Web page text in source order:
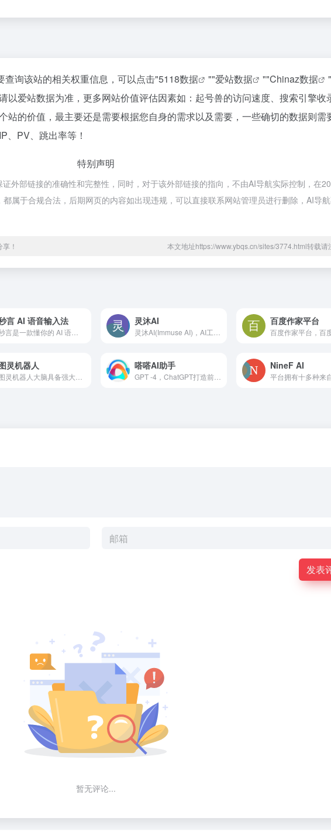
询该站的相关权重信息，可以点击"5118数据 ""爱站数据 ""Chinaz数据
以爱站数据为准，更多网站价值评估因素如：起号兽的访问速度、搜索引擎收
站的价值，最主要还是需要根据您自身的需求以及需要，一些确切的数据则需
、PV、跳出率等！
特别声明
外部链接的准确性和完整性，同时，对于该外部链接的指向，不由AI导航实际控制，在
属于合规合法，后期网页的内容如出现违规，可以直接联系网站管理员进行删除，AI导
！ 本文地址https://www.ybqs.cn/sites/3774.html转载请
言 AI 语音输入法
秒言是一款懂你的 AI 语音输入法。毫秒级极速响应，精准识别专业术语，智能重组碎片化语言，还原你的真实表达意图。支持一键润色、多语言翻译、调用大模型等 AI 能力，让输入像说话一样自然。
灵沐AI 百度作家平台
灵机器人 嗒嗒AI助手
GPT -4，ChatGPT打造前所未有的工作效率！震惊体验，高效输出文章、编程、营销计划……
NineF AI
发表
暂无评论...